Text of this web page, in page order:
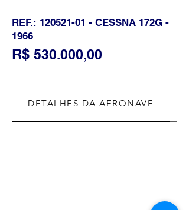
REF.: 120521-01 - CESSNA 172G -
1966
R$ 530.000,00
DETALHES DA AERONAVE